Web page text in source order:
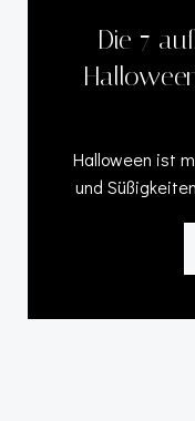
Die 7
Halloween ist
und